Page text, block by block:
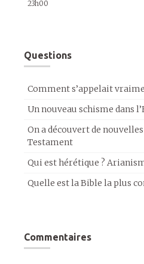
23h00
Questions
Comment s’appelait
Un nouveau schisme dans
On a découvert de
Testament
Qui est hérétique ?
Quelle est la Bible la plus
Commentaires